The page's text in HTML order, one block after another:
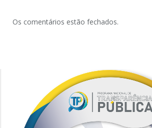
Os comentários estão fechados.